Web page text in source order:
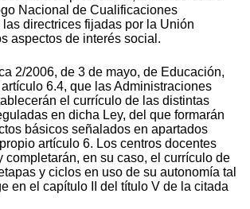
Nacional de Cualificaciones
las directrices fijadas por la Unión
aspectos de interés social.
2/2006, de 3 de mayo, de Educación,
6.4, que las Administraciones
el currículo de las distintas
en dicha Ley, del que formarán
básicos señalados en apartados
artículo 6. Los centros docentes
completarán, en su caso, el currículo de
y ciclos en uso de su autonomía tal
en el capítulo II del título V de la citada